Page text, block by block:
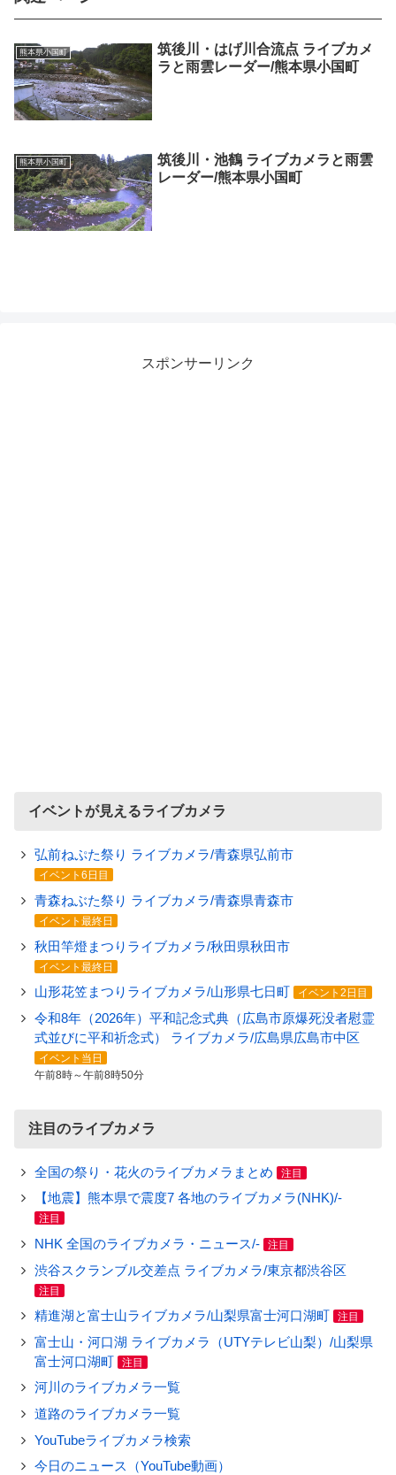
熊本県小国町
筑後川・はげ川合流点 ライブカメ
ラと雨雲レーダー/熊本県小国町
熊本県小国町
筑後川・池鶴 ライブカメラと雨雲
レーダー/熊本県小国町
スポンサーリンク
イベントが見えるライブカメラ
弘前ねぷた祭り ライブカメラ/青森県弘前市
イベント6日目
青森ねぶた祭り ライブカメラ/青森県青森市
イベント最終日
秋田竿燈まつりライブカメラ/秋田県秋田市
イベント最終日
山形花笠まつりライブカメラ/山形県七日町 イベント2日目
令和8年（2026年）平和記念式典（広島市原爆死没者慰霊
式並びに平和祈念式） ライブカメラ/広島県広島市中区
イベント当日
午前8時～午前8時50分
注目のライブカメラ
全国の祭り・花火のライブカメラまとめ 注目
【地震】熊本県で震度7 各地のライブカメラ(NHK)/-
注目
NHK 全国のライブカメラ・ニュース/- 注目
渋谷スクランブル交差点 ライブカメラ/東京都渋谷区
注目
精進湖と富士山ライブカメラ/山梨県富士河口湖町 注目
富士山・河口湖 ライブカメラ（UTYテレビ山梨）/山梨県
富士河口湖町
注目
河川のライブカメラ一覧
道路のライブカメラ一覧
YouTubeライブカメラ検索
今日のニュース（YouTube動画）